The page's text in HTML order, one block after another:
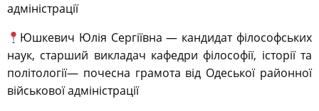
адміністрації
Юшкевич Юлія Сергіївна — кандидат філософських
наук, старший викладач кафедри філософії, історії та
політології— почесна грамота від Одеської районної
військової адміністрації